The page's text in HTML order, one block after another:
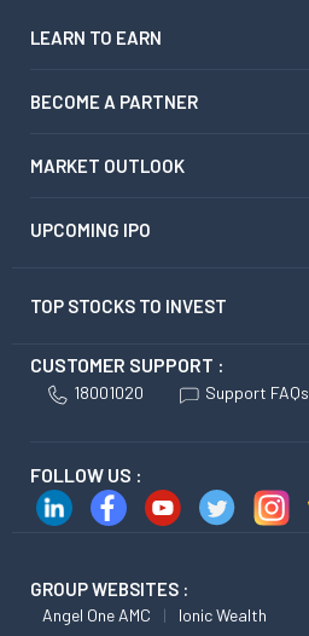
LEARN TO EARN
BECOME A PARTNER
MARKET OUTLOOK
UPCOMING IPO
TOP STOCKS TO INVEST
CUSTOMER SUPPORT :
18001020 Support FAQs
FOLLOW US :
GROUP WEBSITES :
Angel One AMC Ionic Wealth